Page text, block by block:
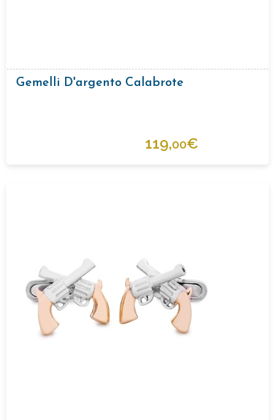
Gemelli D'argento Calabrote
119,00€